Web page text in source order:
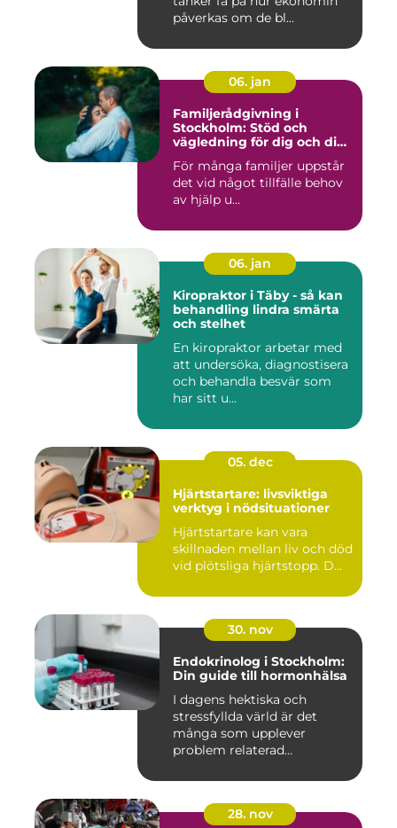
påverkas om de bl...
06. jan
Familjerådgivning i
Stockholm: Stöd och
vägledning för dig och din
För många familjer uppstår
det vid något tillfälle behov
av hjälp u...
06. jan
Kiropraktor i Täby - så kan
behandling lindra smärta
och stelhet
En kiropraktor arbetar med
att undersöka, diagnostisera
och behandla besvär som
har sitt u...
05. dec
Hjärtstartare: livsviktiga
verktyg i nödsituationer
Hjärtstartare kan vara
skillnaden mellan liv och död
vid plötsliga hjärtstopp. D...
30. nov
Endokrinolog i Stockholm:
Din guide till hormonhälsa
I dagens hektiska och
stressfyllda värld är det
många som upplever
problem relaterad...
28. nov